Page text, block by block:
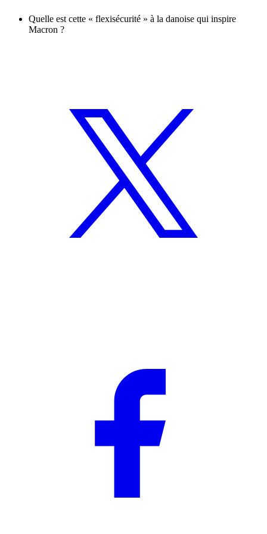
Quelle est cette « flexisécurité » à la danoise qui inspire
Macron ?